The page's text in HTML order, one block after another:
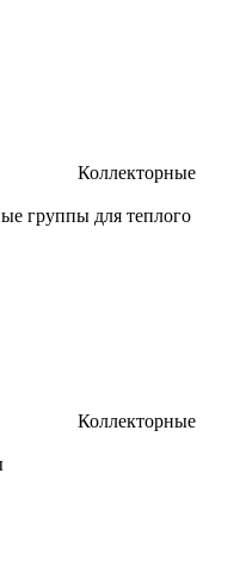
Коллекторные
группы для теплого
Коллекторные